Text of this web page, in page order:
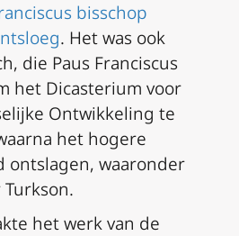
bisschop
. Het was ook
die Paus Franciscus
het Dicasterium voor
Ontwikkeling te
het hogere
ontslagen, waaronder
het werk van de